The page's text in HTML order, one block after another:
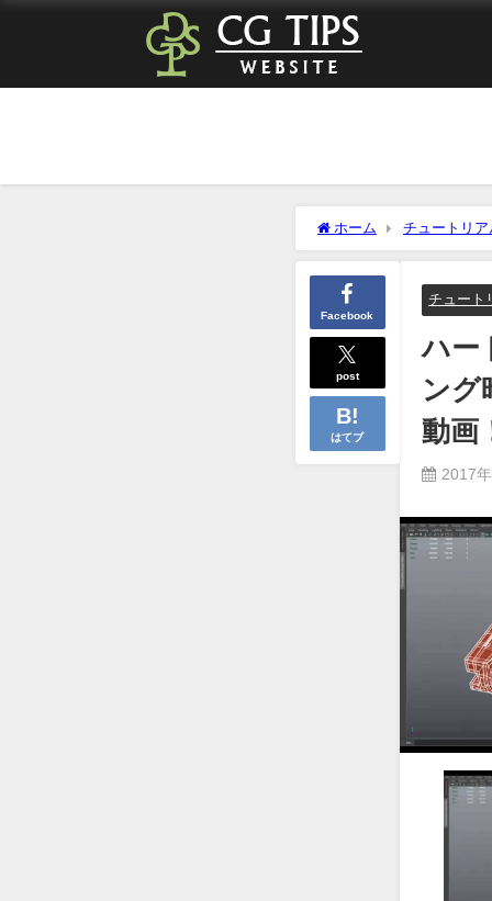
ホーム チュートリア
にして欲しい動画！！
Facebook
post
はてブ
チュート
ハー
ング
動画
2017